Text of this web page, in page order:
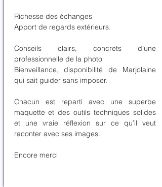
Richesse des échanges
Apport de regards extérieurs.
Conseils clairs, concrets d’une
professionnelle de la photo
Bienveillance, disponibilité de Marjolaine
qui sait guider sans imposer.
Chacun est reparti avec une superbe
maquette et des outils techniques solides
et une vraie réflexion sur ce qu’il veut
raconter avec ses images.
Encore merci